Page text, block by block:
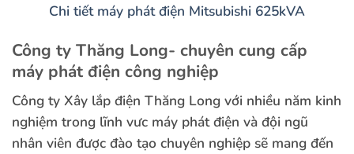
Chi tiết máy phát điện Mitsubishi 625kVA
Công ty Thăng Long- chuyên cung cấp
máy phát điện công nghiệp
Công ty Xây lắp điện Thăng Long với nhiều năm kinh
nghiệm trong lĩnh vưc máy phát điện và đội ngũ
nhân viên được đào tạo chuyên nghiệp sẽ mang đến